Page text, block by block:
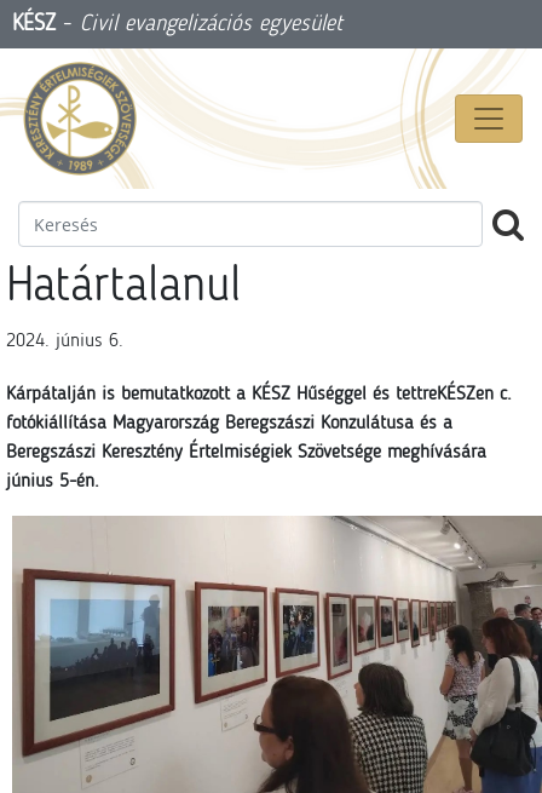
KÉSZ- Civil evangelizációs egyesület
Határtalanul
2024. június 6.
Kárpátalján is bemutatkozott a KÉSZ Hűséggel és tettreKÉSZen c.
fotókiállítása Magyarország Beregszászi Konzulátusa és a
Beregszászi Keresztény Értelmiségiek Szövetsége meghívására
június 5-én.